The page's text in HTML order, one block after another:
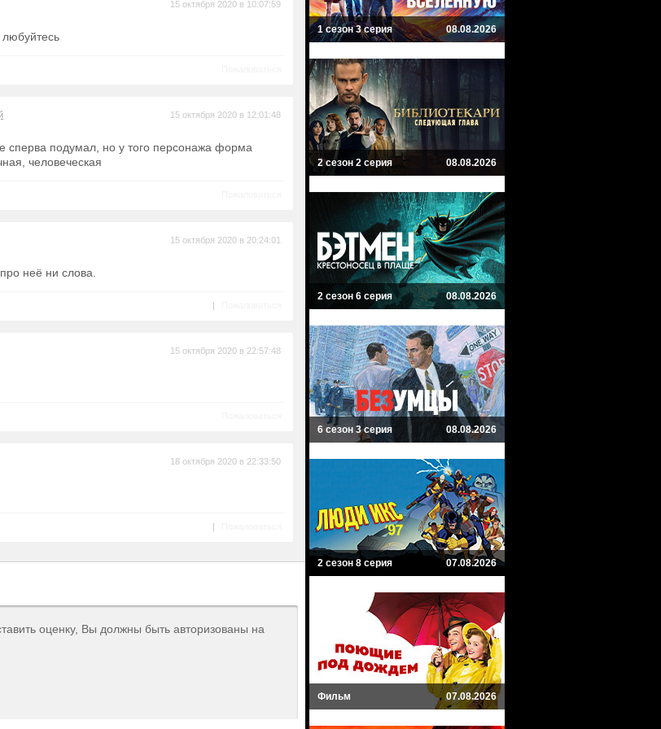
15 октября 2020 в 10:07:59
15 октября 2020 в 12:01:48
сперва подумал, но у того персонажа форма
человеческая
15 октября 2020 в 20:24:01
неё ни слова.
|
15 октября 2020 в 22:57:48
18 октября 2020 в 22:33:50
|
оценку, Вы должны быть авторизованы на
1 сезон 3 серия 08.08.2026
2 сезон 2 серия 08.08.2026
2 сезон 6 серия 08.08.2026
6 сезон 3 серия 08.08.2026
2 сезон 8 серия 07.08.2026
Фильм 07.08.2026